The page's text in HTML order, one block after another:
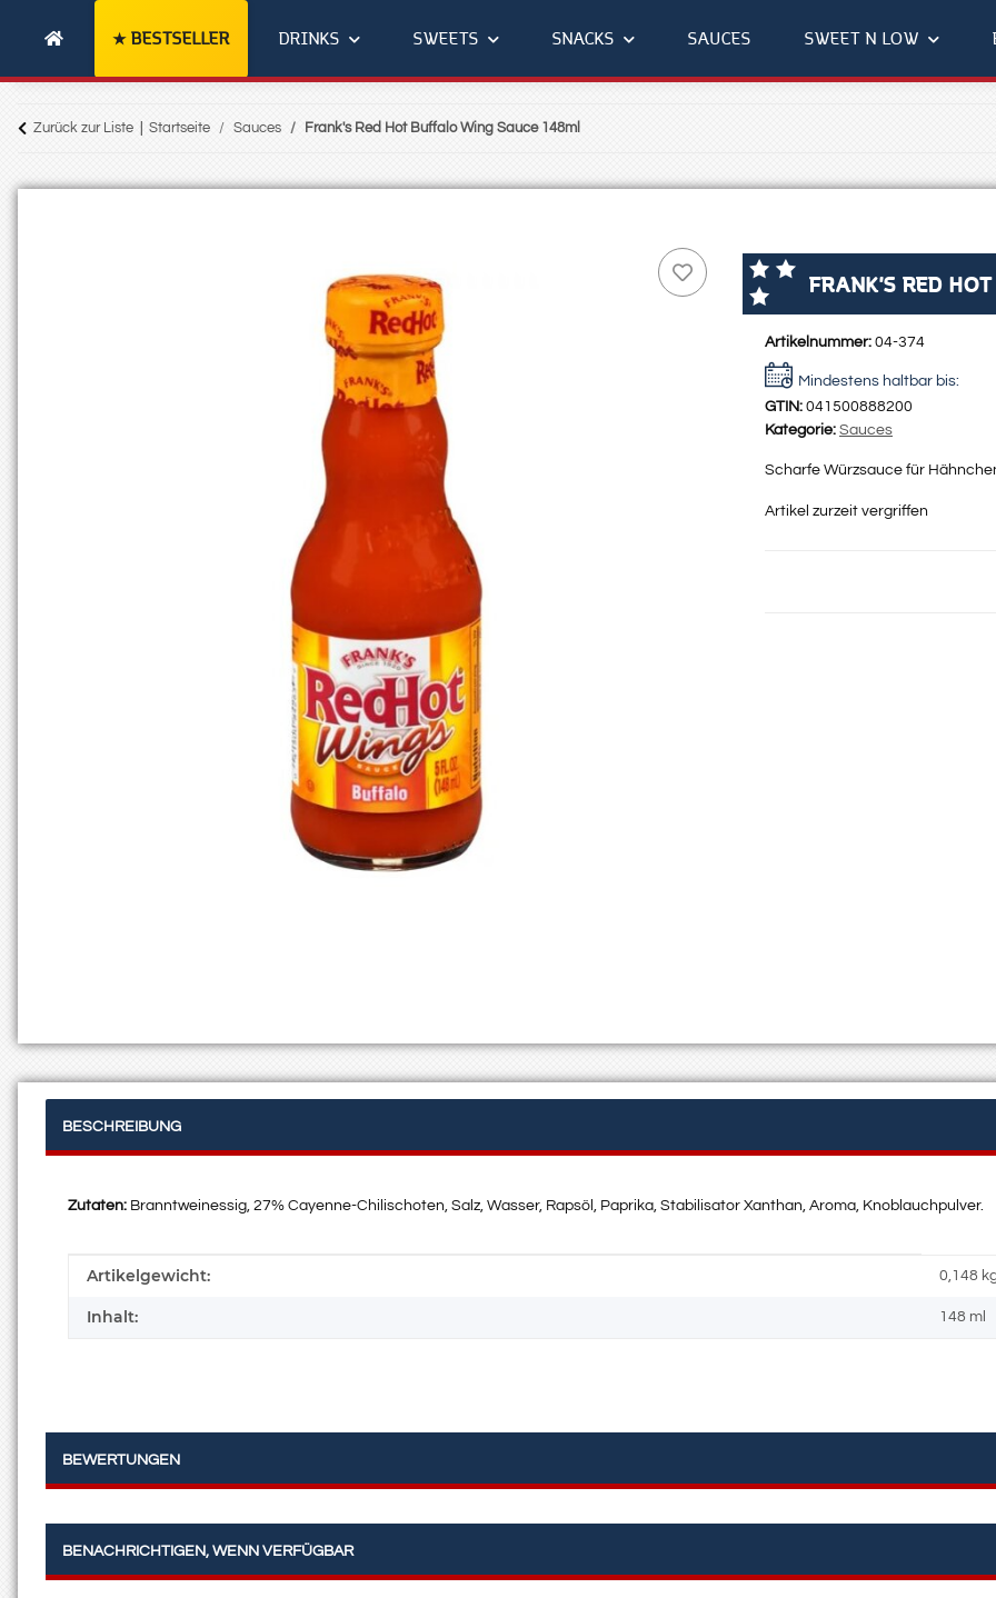
BESTSELLER DRINKS SWEETS SNACKS SAUCES SWEET N LOW
Zurück zur Liste Startseite Sauces Frank's Red Hot Buffalo Wing Sauce 148ml
FRANK'S RED
Artikelnummer: 04-374
Mindestens haltbar bis:
GTIN: 041500888200
Kategorie: Sauces
Scharfe Würzsauce für
Artikel zurzeit vergriffen
BESCHREIBUNG
Zutaten: Branntweinessig, 27% Cayenne-Chilischoten, Salz, Wasser, Rapsöl, Paprika, Stabilisator Xanthan, Aroma, Knoblauchpulver.
Produkteigenschaft
Wert
Artikelgewicht: 0,148
Inhalt: 148 ml
BEWERTUNGEN
BENACHRICHTIGEN, WENN VERFÜGBAR